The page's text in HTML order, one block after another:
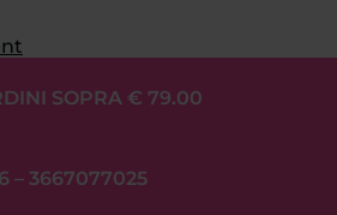
SOPRA € 79.00
– 3667077025